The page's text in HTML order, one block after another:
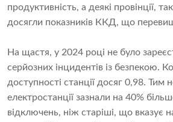
продуктивність, а деякі провінції,
досягли показників ККД, що
На щастя, у 2024 році не було
серйозних інцидентів із безпекою.
доступності станції досяг 0,98. Тим
електростанції зазнали на 40%
відключень, ніж старіші, що вказує